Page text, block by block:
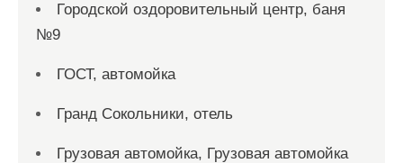
Городской оздоровительный центр, баня
№9
ГОСТ, автомойка
Гранд Сокольники, отель
Грузовая автомойка, Грузовая автомойка